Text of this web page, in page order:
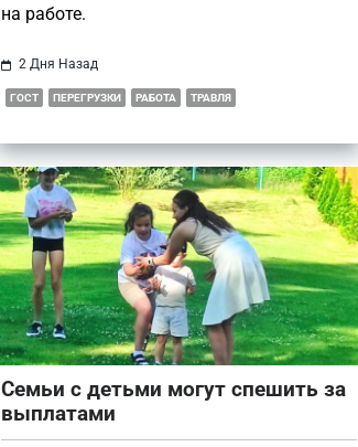
на работе.
2 Дня Назад
ГОСТ ПЕРЕГРУЗКИ РАБОТА ТРАВЛЯ
Семьи с детьми могут спешить за
выплатами